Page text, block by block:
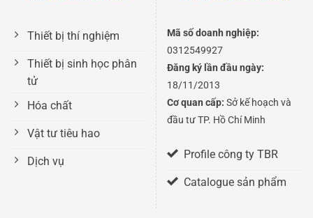
Thiết bị thí nghiệm
Thiết bị sinh học phân
tử
Hóa chất
Vật tư tiêu hao
Dịch vụ
Mã số doanh nghiệp:
0312549927
Đăng ký lần đầu ngày:
18/11/2013
Cơ quan cấp: Sở kế hoạch và
đầu tư TP. Hồ Chí Minh
Profile công ty TBR
Catalogue sản phẩm